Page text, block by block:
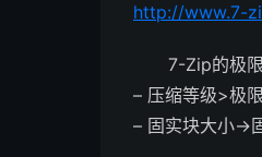
http://www.7-
7-Zip的极
– 压缩等级>极
– 固实块大小->